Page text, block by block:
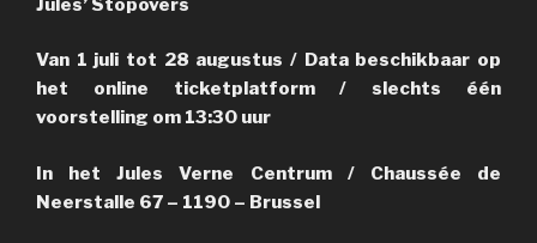
Van 1 juli tot 28 augustus / Data beschikbaar op
het online ticketplatform / slechts één
voorstelling om 13:30 uur
In het Jules Verne Centrum / Chaussée de
Neerstalle 67 – 1190 – Brussel